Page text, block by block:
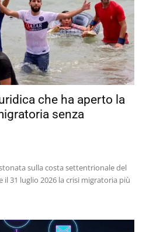
che ha aperto la
senza
sulla costa settentrionale del
il 31 luglio 2026 la crisi migratoria più